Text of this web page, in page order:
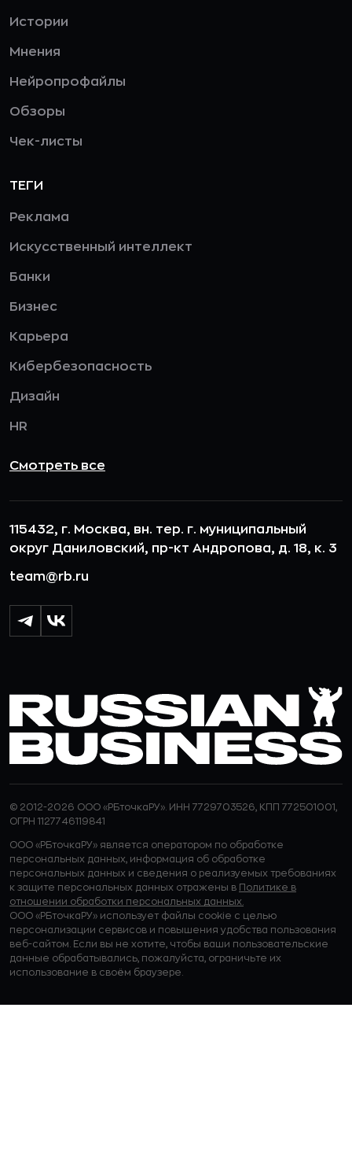
Истории
Мнения
Нейропрофайлы
Обзоры
Чек-листы
ТЕГИ
Реклама
Искусственный интеллект
Банки
Бизнес
Карьера
Кибербезопасность
Дизайн
HR
Смотреть все
115432, г. Москва, вн. тер. г. муниципальный
округ Даниловский, пр-кт Андропова, д. 18, к. 3
team@rb.ru
© 2012-2026 ООО «РБточкаРУ». ИНН 7729703526, КПП 772501001,
ОГРН 1127746119841
ООО «РБточкаРУ» является оператором по обработке
персональных данных, информация об обработке
персональных данных и сведения о реализуемых требованиях
к защите персональных данных отражены в
Политике в
отношении обработки персональных данных.
ООО «РБточкаРУ» использует файлы cookie с целью
персонализации сервисов и повышения удобства пользования
веб-сайтом. Если вы не хотите, чтобы ваши пользовательские
данные обрабатывались, пожалуйста, ограничьте их
использование в своём браузере.